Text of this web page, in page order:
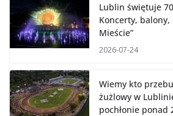
Lublin świętuje
Koncerty, balony,
Mieście”
2026-07-24
Wiemy kto
żużlowy w
pochłonie ponad